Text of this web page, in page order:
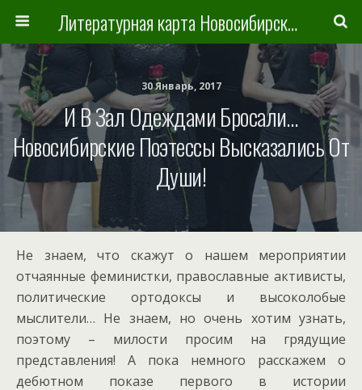
Литературная карта Новосибирска и Новосибирской области
30 Январь, 2017
И В Зал Одеждами Бросали…
Новосибирские Поэтессы Высказались От
Души!
Не знаем, что скажут о нашем мероприятии
отчаянные феминистки, православные активисты,
политические ортодоксы и высоколобые
мыслители… Не знаем, но очень хотим узнать,
поэтому – милости просим на грядущие
представления! А пока немного расскажем о
дебютном показе первого в истории